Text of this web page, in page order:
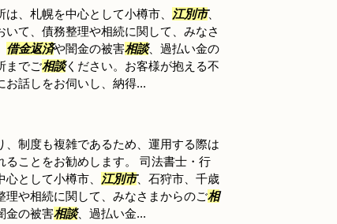
、札幌を中心として小樽市、 江別市、
て、債務整理や相続に関して、みなさ
借金返済や闇金の被害相談、過払い金の
までご相談ください。お客様が抱える不
お話しをお伺いし、納得...
制度も複雑であるため、運用する際は
ることをお勧めします。 司法書士・行
として小樽市、
江別市、石狩市、千歳
や相続に関して、みなさまからのご相
金の被害相談、過払い金...